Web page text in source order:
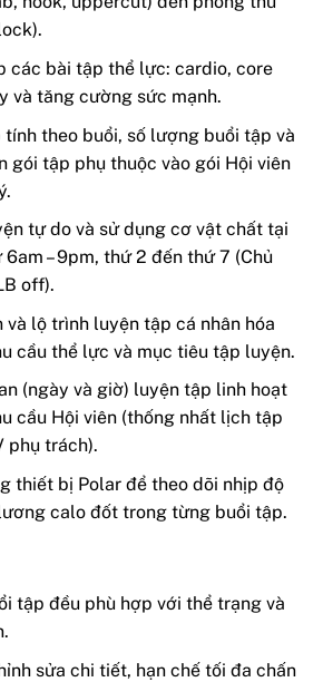
các bài tập thể lực: cardio, core
và tăng cường sức mạnh.
tính theo buổi, số lượng buổi tập và
gói tập phụ thuộc vào gói Hội viên
tự do và sử dụng cơ vật chất tại
6am – 9pm, thứ 2 đến thứ 7 (Chủ
off).
và lộ trình luyện tập cá nhân hóa
cầu thể lực và mục tiêu tập luyện.
(ngày và giờ) luyện tập linh hoạt
cầu Hội viên (thống nhất lịch tập
phụ trách).
thiết bị Polar để theo dõi nhịp độ
calo đốt trong từng buổi tập.
tập đều phù hợp với thể trạng và
sửa chi tiết, hạn chế tối đa chấn